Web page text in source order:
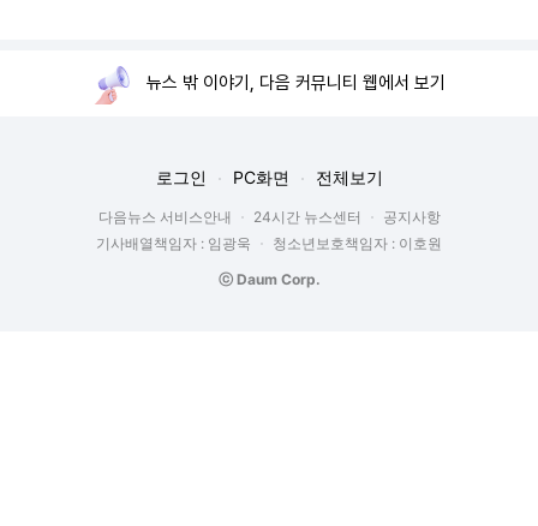
뉴스 밖 이야기, 다음 커뮤니티 웹에서 보기
로그인 PC화면 전체보기
다음뉴스 서비스안내 24시간 뉴스센터
공지사항
기사배열책임자 : 임광욱
청소년보호책임자 : 이호원
ⓒ Daum Corp.